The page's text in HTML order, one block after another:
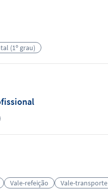
(1º grau)
Vale-refeição
Vale-transporte